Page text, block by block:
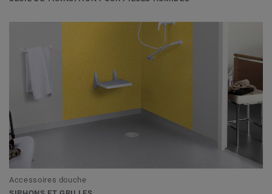
Accessoires douche